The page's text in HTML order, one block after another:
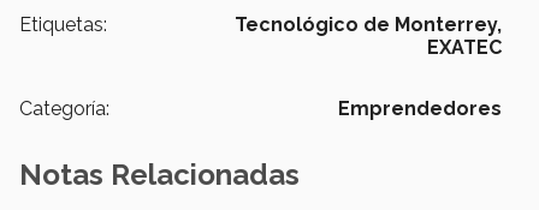
Etiquetas:
Tecnológico de Monterrey,
EXATEC
Categoría: Emprendedores
Notas Relacionadas